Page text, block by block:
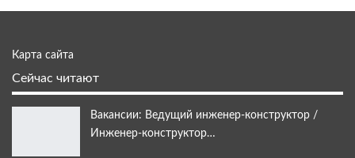
Карта сайта
Сейчас читают
Вакансии: Ведущий инженер-конструктор /
Инженер-конструктор…